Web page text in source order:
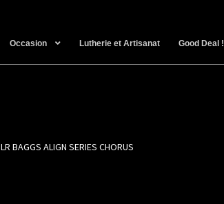
Occasion Lutherie et Artisanat Good Deal !
LR BAGGS ALIGN SERIES CHORUS